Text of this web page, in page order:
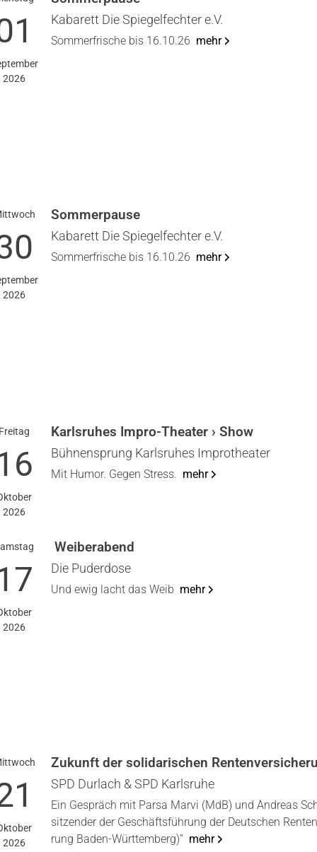
2026
Kaba­rett Die Spie­gel­fech­ter e.V.
Som­mer­fri­sche bis 16.10.26 mehr
2026
Som­mer­pau­se
Kaba­rett Die Spie­gel­fech­ter e.V.
Som­mer­fri­sche bis 16.10.26 mehr
2026
Karls­ru­hes Impro-Thea­ter › Show
Büh­nen­sprung Karls­ru­hes Impro­thea­ter
Mit Humor. Gegen Stress. mehr
2026
Wei­ber­abend
Die Puder­do­se
Und ewig lacht das Weib mehr
2026
Zukunft der soli­da­ri­schen
SPD Dur­lach & SPD Karls­ru­he
Ein Gespräch mit Par­sa Mar­vi (MdB) und Andre­as
sit­zen­der der Geschäfts­füh­rung der Deut­schen
rung Baden-Würt­tem­berg)” mehr